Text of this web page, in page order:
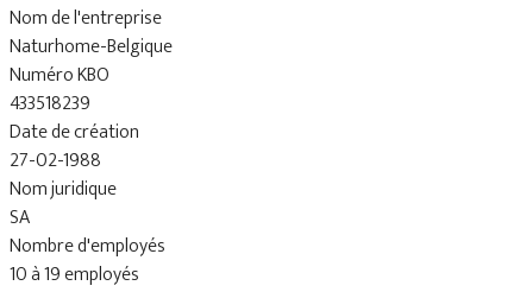
Nom de l'entreprise
Naturhome-Belgique
Numéro KBO
433518239
Date de création
27-02-1988
Nom juridique
SA
Nombre d'employés
10 à 19 employés